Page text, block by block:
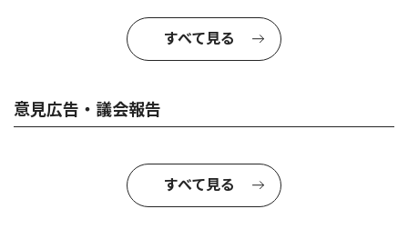
すべて見る
意見広告・議会報告
すべて見る